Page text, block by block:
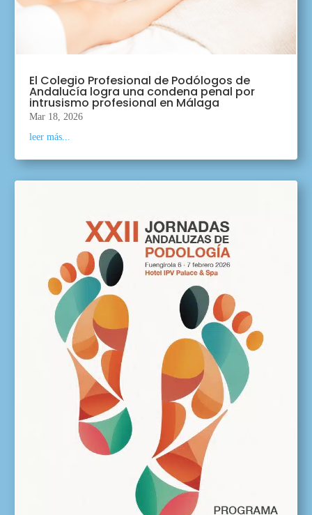
El Colegio Profesional de Podólogos de
Andalucía logra una condena penal por
intrusismo profesional en Málaga
Mar 18, 2026
leer más...